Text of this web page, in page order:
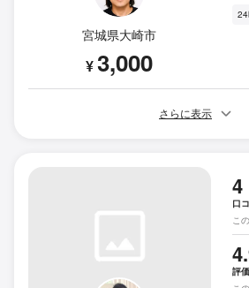
宮城県大崎市
¥3,000
さらに表示
4
口
こ
評価